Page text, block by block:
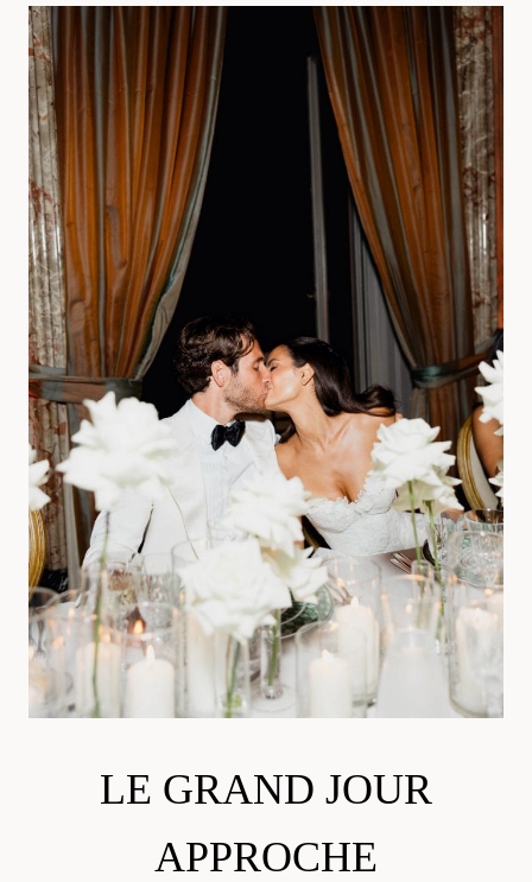
LE GRAND JOUR
APPROCHE